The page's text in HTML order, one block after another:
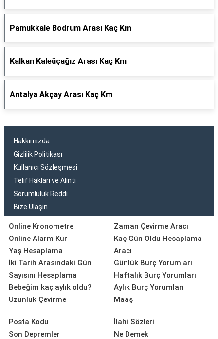
Pamukkale Bodrum Arası Kaç Km
Kalkan Kaleüçağız Arası Kaç Km
Antalya Akçay Arası Kaç Km
Hakkımızda
Gizlilik Politikası
Kullanıcı Sözleşmesi
Telif Hakları ve Alıntı
Sorumluluk Reddi
Bize Ulaşın
Online Kronometre
Online Alarm Kur
Yaş Hesaplama
İki Tarih Arasındaki Gün
Sayısını Hesaplama
Bebeğim kaç aylık oldu?
Uzunluk Çevirme
Zaman Çevirme Aracı
Kaç Gün Oldu Hesaplama
Aracı
Günlük Burç Yorumları
Haftalık Burç Yorumları
Aylık Burç Yorumları
Maaş
Posta Kodu
Son Depremler
İlahi Sözleri
Ne Demek